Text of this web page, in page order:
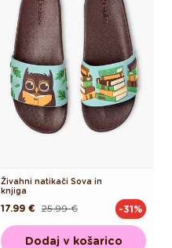
Živahni natikači Sova in
knjiga
Redna
25.99 €
Akcijska
17.99 € -31%
Dodaj v košarico